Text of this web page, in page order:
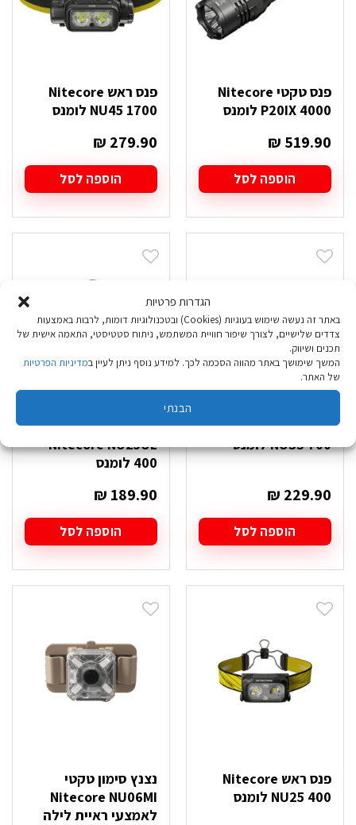
הגדרות פרטיות
באתר זה נעשה שימוש בעוגיות (Cookies) ובטכנולוגיות דומות, לרבות באמצעות
צדדים שלישיים, לצורך שיפור חוויית המשתמש, ניתוח סטטיסטי, התאמה אישית של
תכנים ושיווק.
המשך שימושך באתר מהווה הסכמה לכך. למידע נוסף ניתן לעיין במדיניות הפרטיות
של האתר.
הבנתי
פנס טקטי Nitecore
P20IX 4000 לומנס
₪ 519.90
הוספה לסל
פנס ראש Nitecore
NU45 1700 לומנס
₪ 279.90
הוספה לסל
פנס ראש Nitecore
NU33 700 לומנס
₪ 229.90
הוספה לסל
פנס ראש אולטרהלייט
Nitecore NU25UL
400 לומנס
₪ 189.90
הוספה לסל
פנס ראש Nitecore
NU25 400 לומנס
נצנץ סימון טקטי
Nitecore NU06MI
לאמצעי ראיית לילה